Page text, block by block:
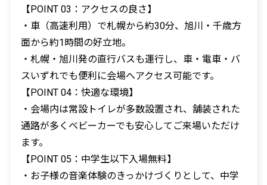
【POINT 03：アクセスの良さ】
・車（高速利用）で札幌から約30分、旭川・千歳方
面から約1時間の好立地。
・札幌・旭川発の直行バスも運行し、車・電車・バ
スいずれでも便利に会場へアクセス可能です。
【POINT 04：快適な環境】
・会場内は常設トイレが多数設置され、舗装された
通路が多くベビーカーでも安心してご来場いただけ
ます。
【POINT 05：中学生以下入場無料】
・お子様の音楽体験のきっかけづくりとして、中学